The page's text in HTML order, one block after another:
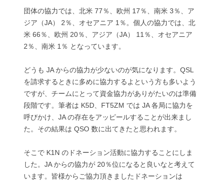
団体の協力では、北米 77％、欧州 17％、南米 3％、ア
ジア（JA） 2％、オセアニア 1％。個人の協力では、北
米 66％、欧州 20％、アジア（JA） 11％、オセアニア
2％、南米 1％ となっています。
どうも JA からの協力が少ないのが気になります。QSL
を請求するときに多めに協力するよという方も多いよう
ですが、チームにとって資金協力がありがたいのは準備
段階です。筆者は K5D、FT5ZM では JA 各局に協力を
呼びかけ、JA の存在をアッピールすることが出来まし
た。その結果は QSO 数に出てきたと思われます。
そこで K1N のドネーション活動に協力することにしま
した。JA からの協力が 20％位になると良いなと考えて
います。皆様からご協力頂きましたドネーションは